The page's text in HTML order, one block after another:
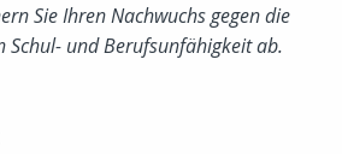
Sie Ihren Nachwuchs gegen die
Schul- und Berufsunfähigkeit ab.